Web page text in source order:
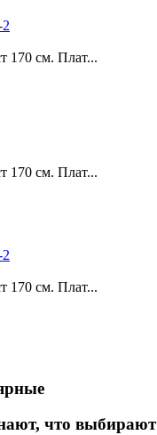
170 см. Плат...
170 см. Плат...
170 см. Плат...
что выбирают